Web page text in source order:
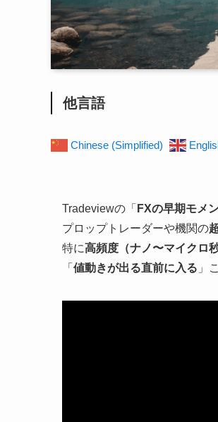
他言語
Chinese (Simplified)
Tradeviewの「 FXの早期モメ
プロップトレーダーや機関の
特に高頻度（ナノ〜マイクロ
「 値動きが出る直前に入る 」